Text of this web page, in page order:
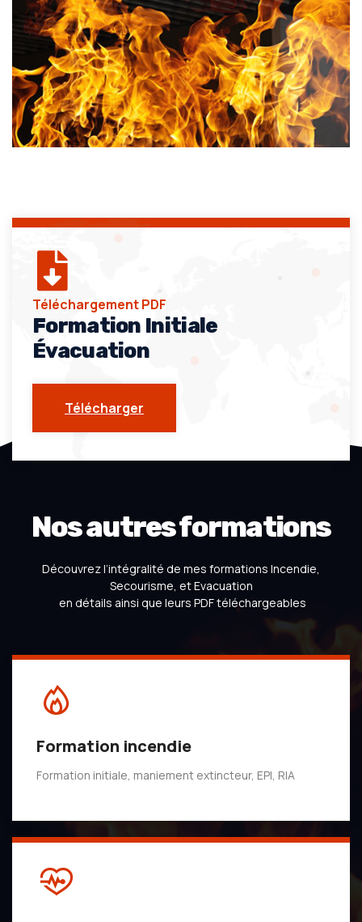
Téléchargement PDF
Formation Initiale
Évacuation
Télécharger
Nos autres formations
Découvrez l’intégralité de mes formations Incendie,
Secourisme, et Evacuation
en détails ainsi que leurs PDF téléchargeables
Formation incendie
Formation initiale, maniement extincteur, EPI, RIA